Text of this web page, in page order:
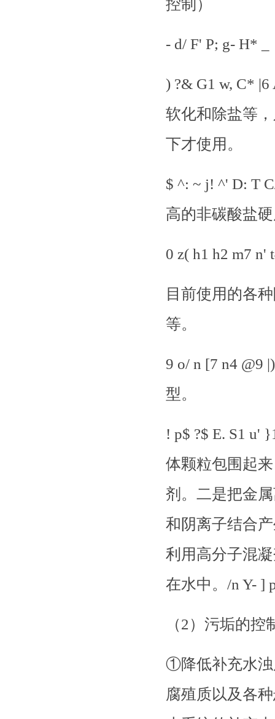
控制）
- d/ F' P; g- H*
) ?& G1 w, C*
软化和除盐等
下才使用。
$ ^: ~ j! ^' D: T
高的非碳酸盐
0 z( h1 h2 m7
目前使用的各
等。
9 o/ n [7 n4 @9
型。
! p$ ?$ E. S1 u'
体颗粒包围起
剂。二是把金
和阴离子结合
利用高分子混
在水中。/n Y- ]
（2）污垢的控
①降低补充水浊
腐殖质以及各